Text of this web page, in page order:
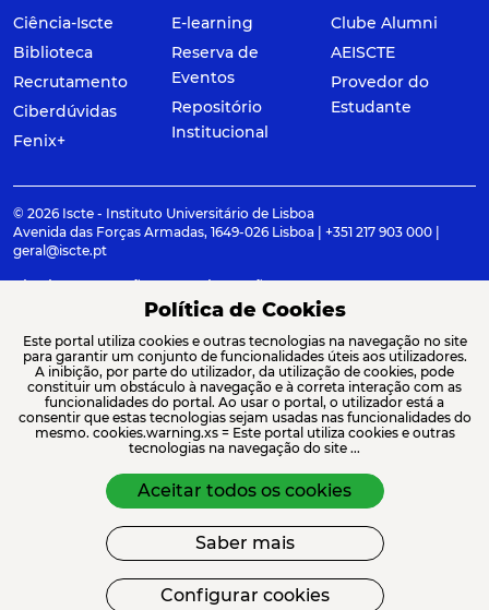
Ciência-Iscte
Biblioteca
Recrutamento
Ciberdúvidas
Fenix+
E-learning
Reserva de
Eventos
Repositório
Institucional
Clube Alumni
AEISCTE
Provedor do
Estudante
© 2026 Iscte - Instituto Universitário de Lisboa
Avenida das Forças Armadas, 1649-026 Lisboa | +351 217 903 000 |
geral@iscte.pt
Elogios, Sugestões e Reclamações
Termos e condições
Canal de denúncia
ACREDITAÇÕES E ASSOCIAÇÕES
FINANCIAMENTO
Política de Cookies
Este portal utiliza cookies e outras tecnologias na navegação no site
para garantir um conjunto de funcionalidades úteis aos utilizadores.
A inibição, por parte do utilizador, da utilização de cookies, pode
constituir um obstáculo à navegação e à correta interação com as
funcionalidades do portal. Ao usar o portal, o utilizador está a
consentir que estas tecnologias sejam usadas nas funcionalidades do
mesmo. cookies.warning.xs = Este portal utiliza cookies e outras
tecnologias na navegação do site ...
Aceitar todos os cookies
Saber mais
Configurar cookies